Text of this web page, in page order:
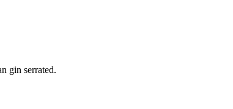
gin serrated.